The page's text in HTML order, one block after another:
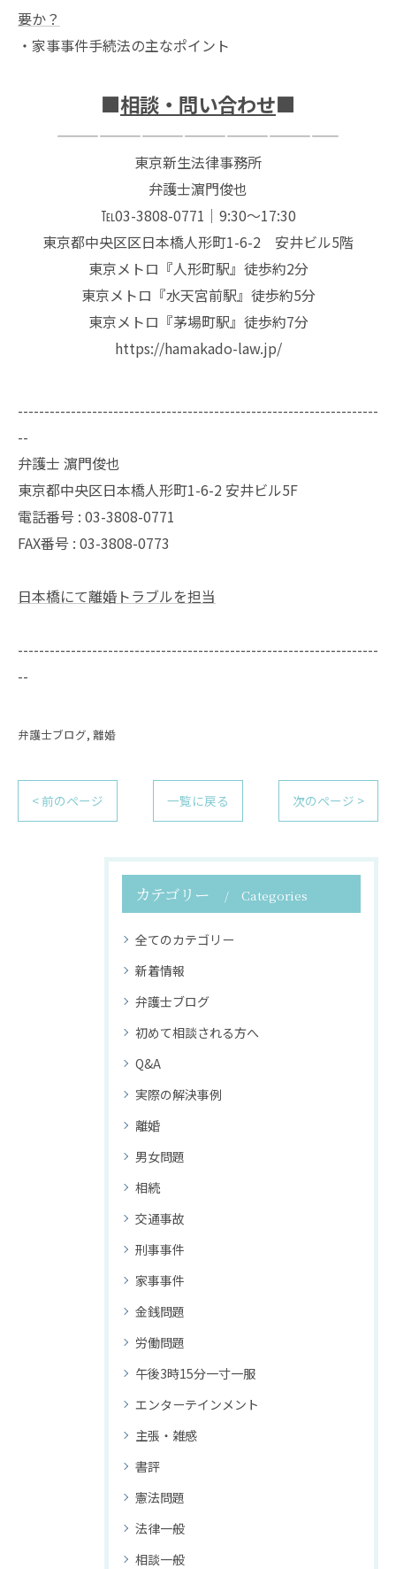
要か？
・ 家事事件手続法の主なポイント
■相談・問い合わせ■
————————————————————
東京新生法律事務所
弁護士濵門俊也
℡03-3808-0771｜9:30～17:30
東京都中央区区日本橋人形町1-6-2 安井ビル5階
東京メトロ『人形町駅』徒歩約2分
東京メトロ『水天宮前駅』徒歩約5分
東京メトロ『茅場町駅』徒歩約7分
https://hamakado-law.jp/
--------------------------------------------------------------------
--
弁護士 濵門俊也
東京都中央区日本橋人形町1-6-2 安井ビル5F
電話番号 : 03-3808-0771
FAX番号 : 03-3808-0773
日本橋にて離婚トラブルを担当
--------------------------------------------------------------------
--
弁護士ブログ 離婚
< 前のページ 一覧に戻る 次のページ >
カテゴリー Categories
全てのカテゴリー
新着情報
弁護士ブログ
初めて相談される方へ
Q&A
実際の解決事例
離婚
男女問題
相続
交通事故
刑事事件
家事事件
金銭問題
労働問題
午後3時15分一寸一服
エンターテインメント
主張・雑感
書評
憲法問題
法律一般
相談一般